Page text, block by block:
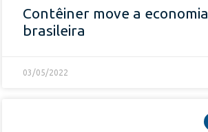
Contêiner move a economia
brasileira
03/05/2022